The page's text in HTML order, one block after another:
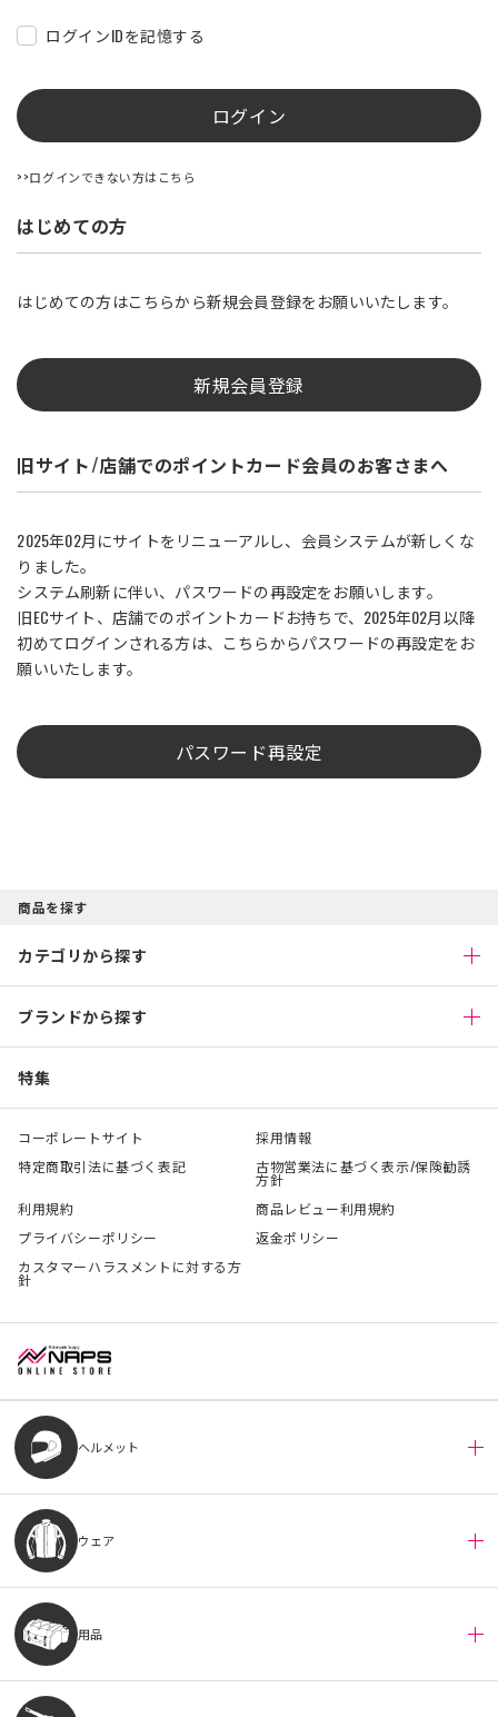
ログインIDを記憶する
ログイン
>>ログインできない方はこちら
はじめての方
はじめての方はこちらから新規会員登録をお願いいたします。
新規会員登録
旧サイト/店舗でのポイントカード会員のお客さまへ
2025年02月にサイトをリニューアルし、会員システムが新しくな
りました。
システム刷新に伴い、パスワードの再設定をお願いします。
旧ECサイト、店舗でのポイントカードお持ちで、2025年02月以降
初めてログインされる方は、こちらからパスワードの再設定をお
願いいたします。
パスワード再設定
商品を探す
カテゴリから探す
ブランドから探す
特集
コーポレートサイト
採用情報
特定商取引法に基づく表記
古物営業法に基づく表示/保険勧誘
方針
利用規約
商品レビュー利用規約
プライバシーポリシー
返金ポリシー
カスタマーハラスメントに対する方
針
ヘルメット
ウェア
用品